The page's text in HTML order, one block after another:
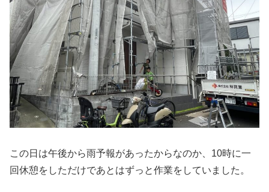
この日は午後から雨予報があったからなのか、10時に一
回休憩をしただけであとはずっと作業をしていました。